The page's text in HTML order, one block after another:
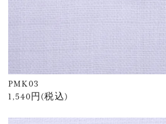
PMK03
1,540円(税込)